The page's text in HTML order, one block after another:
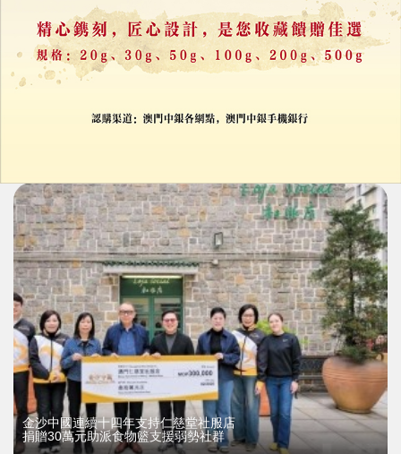
樂施米義賣獲踴躍支持
金沙中國連續十四年支持仁慈堂社服店
捐贈30萬元助派食物籃支援弱勢社群